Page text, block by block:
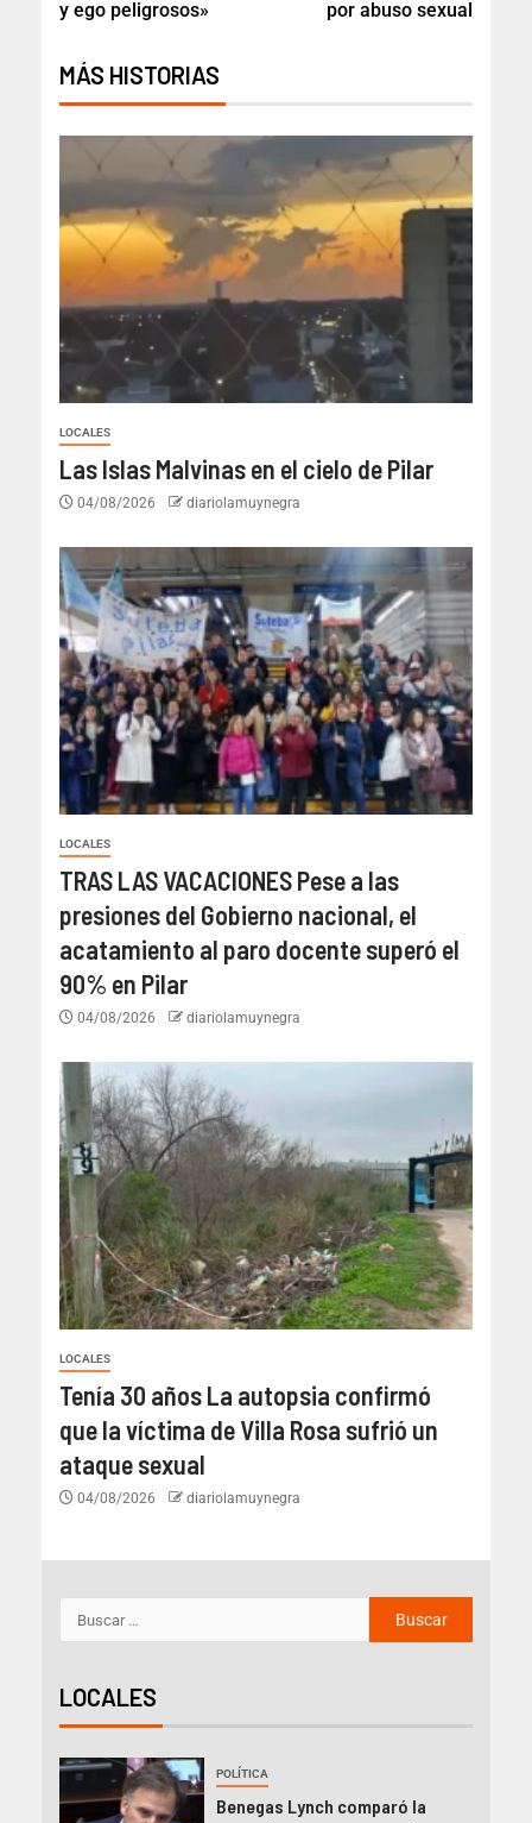
y ego peligrosos» por abuso sexual
MÁS HISTORIAS
LOCALES
Las Islas Malvinas en el cielo de Pilar
04/08/2026 diariolamuynegra
LOCALES
TRAS LAS VACACIONES Pese a las
presiones del Gobierno nacional, el
acatamiento al paro docente superó el
90% en Pilar
04/08/2026 diariolamuynegra
LOCALES
Tenía 30 años La autopsia confirmó
que la víctima de Villa Rosa sufrió un
ataque sexual
04/08/2026 diariolamuynegra
LOCALES
POLÍTICA
Benegas Lynch comparó la